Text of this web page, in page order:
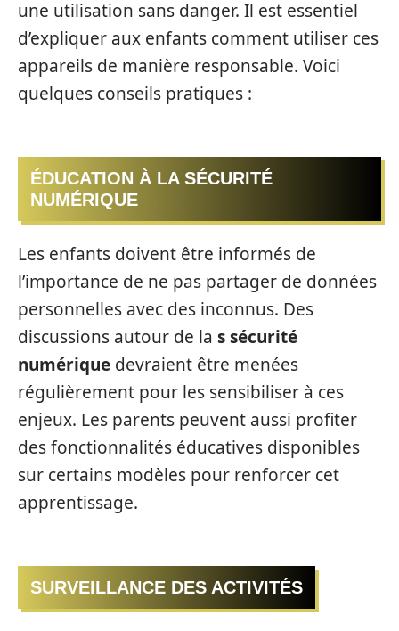
une utilisation sans danger. Il est essentiel
d’expliquer aux enfants comment utiliser ces
appareils de manière responsable. Voici
quelques conseils pratiques :
ÉDUCATION À LA SÉCURITÉ
NUMÉRIQUE
Les enfants doivent être informés de
l’importance de ne pas partager de données
personnelles avec des inconnus. Des
discussions autour de la s sécurité
numérique devraient être menées
régulièrement pour les sensibiliser à ces
enjeux. Les parents peuvent aussi profiter
des fonctionnalités éducatives disponibles
sur certains modèles pour renforcer cet
apprentissage.
SURVEILLANCE DES ACTIVITÉS